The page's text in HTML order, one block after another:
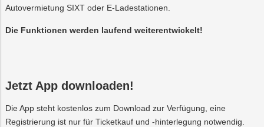
Autovermietung SIXT oder E-Ladestationen.
Die Funktionen werden laufend weiterentwickelt!
Jetzt App downloaden!
Die App steht kostenlos zum Download zur Verfügung, eine
Registrierung ist nur für Ticketkauf und -hinterlegung notwendig.